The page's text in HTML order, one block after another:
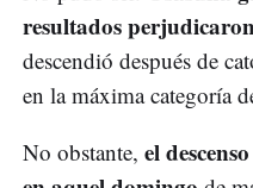
resultados
descendió después de
en la máxima categoría
No obstante, el